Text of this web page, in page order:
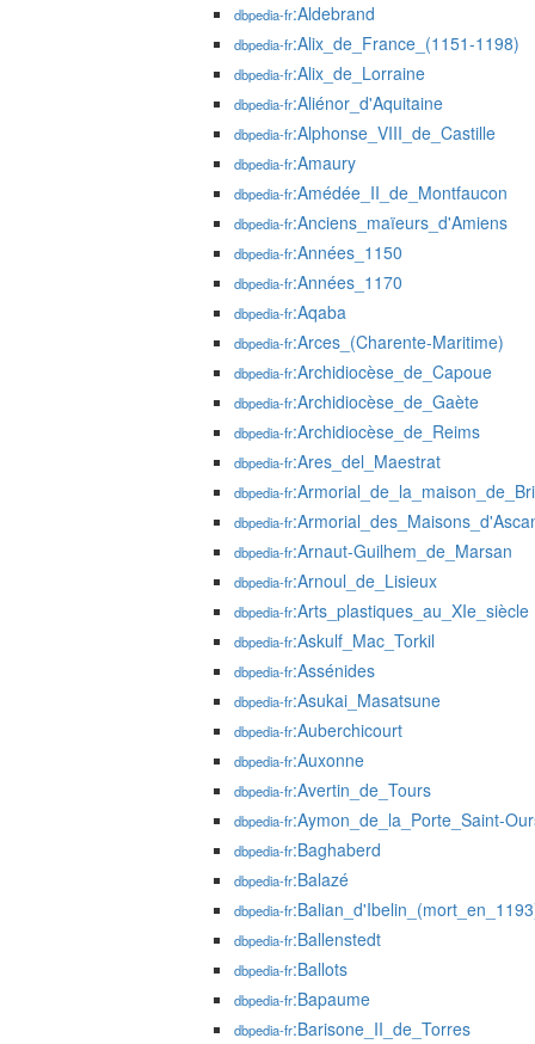
dbpedia-fr:Aldebrand
dbpedia-fr:Alix_de_France_(1151-1198)
dbpedia-fr:Alix_de_Lorraine
dbpedia-fr:Aliénor_d'Aquitaine
dbpedia-fr:Alphonse_VIII_de_Castille
dbpedia-fr:Amaury
dbpedia-fr:Amédée_II_de_Montfaucon
dbpedia-fr:Anciens_maïeurs_d'Amiens
dbpedia-fr:Années_1150
dbpedia-fr:Années_1170
dbpedia-fr:Aqaba
dbpedia-fr:Arces_(Charente-Maritime)
dbpedia-fr:Archidiocèse_de_Capoue
dbpedia-fr:Archidiocèse_de_Gaète
dbpedia-fr:Archidiocèse_de_Reims
dbpedia-fr:Ares_del_Maestrat
dbpedia-fr
dbpedia-fr
dbpedia-fr:Arnaut-Guilhem_de_Marsan
dbpedia-fr:Arnoul_de_Lisieux
dbpedia-fr:Arts_plastiques_au_XIe_siècle
dbpedia-fr:Askulf_Mac_Torkil
dbpedia-fr:Assénides
dbpedia-fr:Asukai_Masatsune
dbpedia-fr:Auberchicourt
dbpedia-fr:Auxonne
dbpedia-fr:Avertin_de_Tours
dbpedia-fr:Aymon_de_la_Porte_Saint-
dbpedia-fr:Baghaberd
dbpedia-fr:Balazé
dbpedia-fr
dbpedia-fr:Ballenstedt
dbpedia-fr:Ballots
dbpedia-fr:Bapaume
dbpedia-fr:Barisone_II_de_Torres